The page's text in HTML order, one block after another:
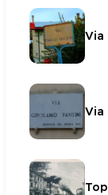
Via
Via